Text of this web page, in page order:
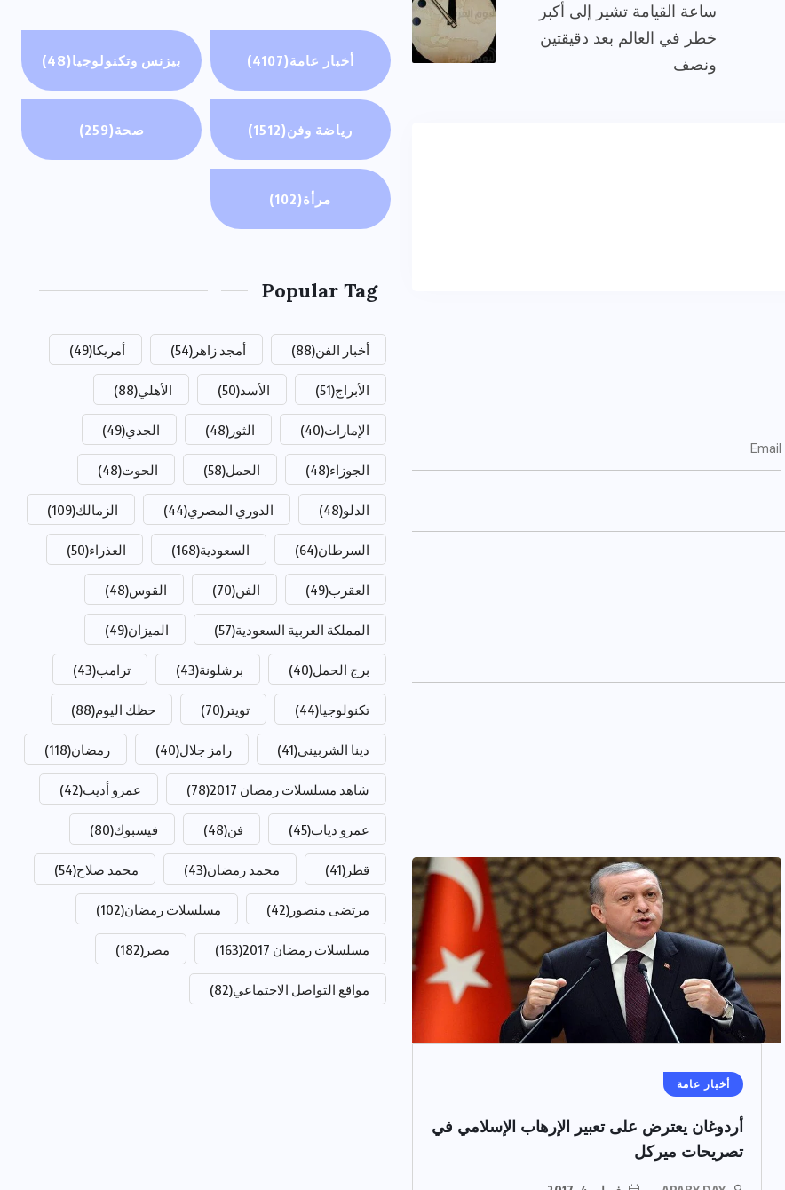
ساعة القيامة تشير إلى أكبر
خطر في العالم بعد دقيقتين
ونصف
أخبار عامة
أردوغان يعترض على تعبير الإرهاب الإسلامي في
تصريحات ميركل
أخبار عامة(4107) بيزنس وتكنولوجيا(48)
رياضة وفن(1512) صحة(259)
مرأة(102)
Popular Tag
أخبار الفن(88) أمجد زاهر (54) أمريكا(49)
الأبراج(51) الأسد(50) الأهلي(88)
الإمارات(40) الثور (48) الجدي(49)
الجوزاء(48) الحمل(58) الحوت(48)
الدلو(48) الدوري المصري(44) الزمالك(109)
السرطان(64) السعودية(168) العذراء(50)
العقرب(49) الفن(70) القوس(48)
المملكة العربية السعودية(57) الميزان(49)
برج الحمل(40) برشلونة(43) ترامب(43)
تكنولوجيا(44) تويتر (70) حظك اليوم(88)
دينا الشربيني(41) رامز جلال(40) رمضان(118)
شاهد مسلسلات رمضان 2017 (78) عمرو أديب(42)
عمرو دياب(45) فن(48) فيسبوك(80)
قطر (41) محمد رمضان(43) محمد صلاح(54)
مرتضى منصور (42) مسلسلات رمضان(102)
مسلسلات رمضان 2017 (163) مصر (182)
مواقع التواصل الاجتماعي(82)